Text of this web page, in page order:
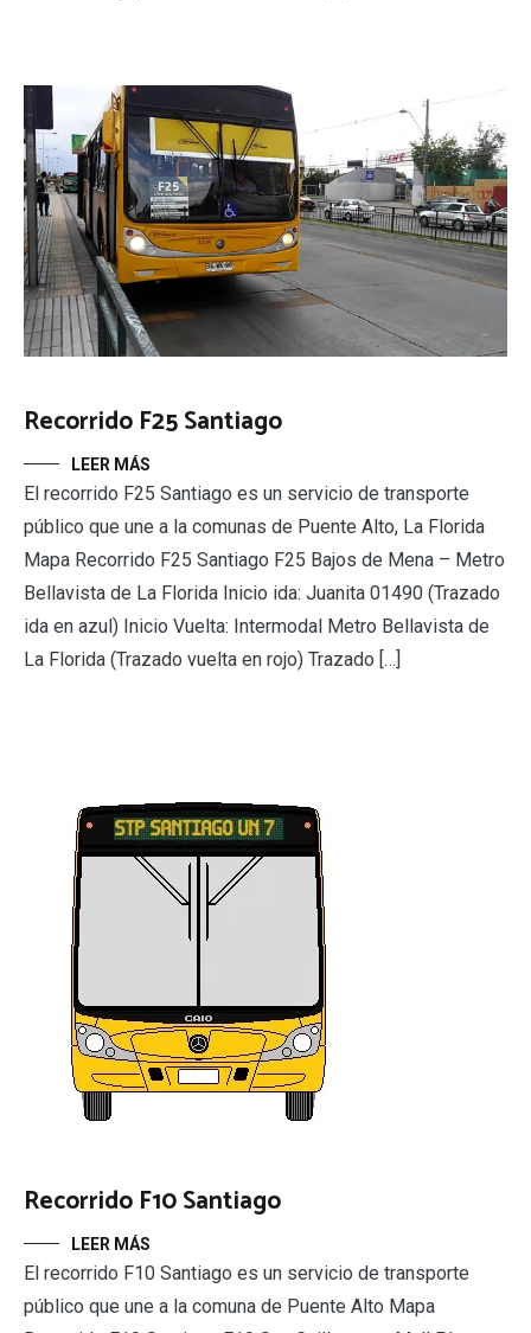
Recorrido F25 Santiago
LEER MÁS
El recorrido F25 Santiago es un servicio de transporte
público que une a la comunas de Puente Alto, La Florida
Mapa Recorrido F25 Santiago F25 Bajos de Mena – Metro
Bellavista de La Florida Inicio ida: Juanita 01490 (Trazado
ida en azul) Inicio Vuelta: Intermodal Metro Bellavista de
La Florida (Trazado vuelta en rojo) Trazado […]
Recorrido F10 Santiago
LEER MÁS
El recorrido F10 Santiago es un servicio de transporte
público que une a la comuna de Puente Alto Mapa